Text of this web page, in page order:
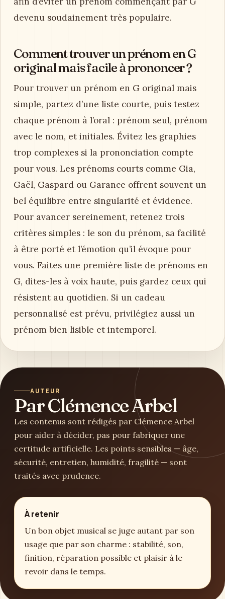
devenu soudainement très populaire.
Comment trouver un prénom en G
original mais facile à prononcer ?
Pour trouver un prénom en G original mais
simple, partez d’une liste courte, puis testez
chaque prénom à l’oral : prénom seul, prénom
avec le nom, et initiales. Évitez les graphies
trop complexes si la prononciation compte
pour vous. Les prénoms courts comme Gia,
Gaël, Gaspard ou Garance offrent souvent un
bel équilibre entre singularité et évidence.
Pour avancer sereinement, retenez trois
critères simples : le son du prénom, sa facilité
à être porté et l’émotion qu’il évoque pour
vous. Faites une première liste de prénoms en
G, dites-les à voix haute, puis gardez ceux qui
résistent au quotidien. Si un cadeau
personnalisé est prévu, privilégiez aussi un
prénom bien lisible et intemporel.
AUTEUR
Par Clémence Arbel
Les contenus sont rédigés par Clémence Arbel
pour aider à décider, pas pour fabriquer une
certitude artificielle. Les points sensibles — âge,
sécurité, entretien, humidité, fragilité — sont
traités avec prudence.
À retenir
Un bon objet musical se juge autant par son
usage que par son charme : stabilité, son,
finition, réparation possible et plaisir à le
revoir dans le temps.